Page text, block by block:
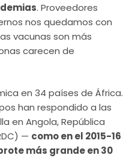
. Proveedores
nos quedamos con
vacunas son más
carecen de
en 34 países de África.
han respondido a las
en Angola, República
— como en el 2015-16
más grande en 30